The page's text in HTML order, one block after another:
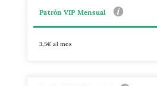
Patrón VIP Mensual
3,5€ al mes